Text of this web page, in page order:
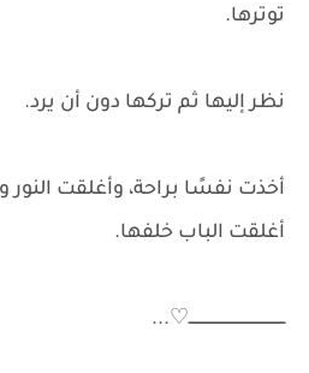
توترها.
نظر إليها ثم تركها دون أن يرد.
أخذت نفسًا براحة، وأغلقت
أغلقت الباب خلفها.
ــــــــــــــــــــــــــــــــــــــــ⁦...♡